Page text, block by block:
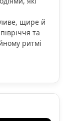
щире й
та
ритмі